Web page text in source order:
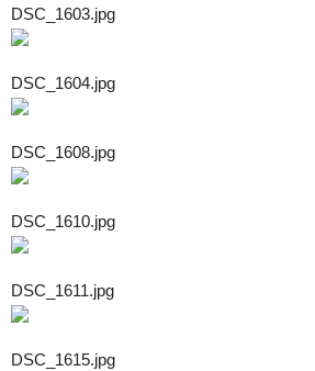
DSC_1603.jpg
DSC_1604.jpg
DSC_1608.jpg
DSC_1610.jpg
DSC_1611.jpg
DSC_1615.jpg